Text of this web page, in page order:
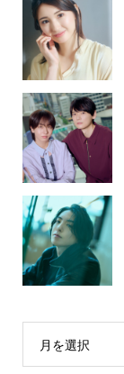
月を選択